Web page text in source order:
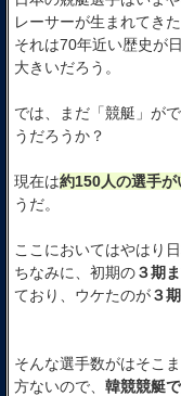
レーサーが生まれてきた
それは70年近い歴史が
大きいだろう。
では、まだ「競艇」が
うだろうか？
現在は約150人の選手
うだ。
ここにおいてはやはり
ちなみに、初期の３期
ており、ウケたのが３
そんな選手数がはそこ
方ないので、 韓競競艇